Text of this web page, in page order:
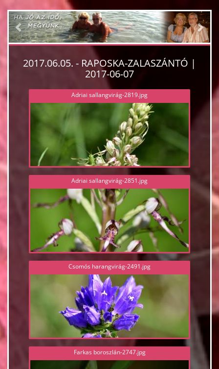
Previous
2017.06.05. - RAPOSKA-ZALASZÁNTÓ |
2017-06-07
Adriai sallangvirág-2819.jpg
Adriai sallangvirág-2851.jpg
Csomós harangvirág-2491.jpg
Farkas boroszlán-2747.jpg